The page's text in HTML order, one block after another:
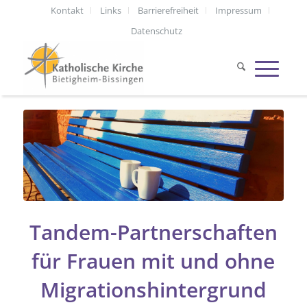
Kontakt Links Barrierefreiheit
Impressum
Datenschutz
Tandem-Partnerschaften
für Frauen mit und ohne
Migrationshintergrund